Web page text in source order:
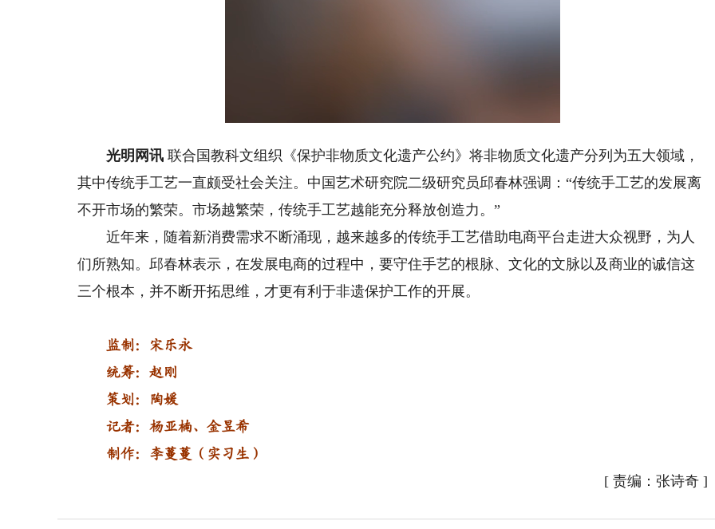
Rate
光明网讯 联合国教科文组织《保护非物质文化遗产公约》将非物质文化遗产分列为五大领域，
其中传统手工艺一直颇受社会关注。中国艺术研究院二级研究员邱春林强调：“传统手工艺的发展离
不开市场的繁荣。市场越繁荣，传统手工艺越能充分释放创造力。”
近年来，随着新消费需求不断涌现，越来越多的传统手工艺借助电商平台走进大众视野，为人
们所熟知。邱春林表示，在发展电商的过程中，要守住手艺的根脉、文化的文脉以及商业的诚信这
三个根本，并不断开拓思维，才更有利于非遗保护工作的开展。
监制：宋乐永
统筹：赵刚
策划：陶媛
记者：杨亚楠、金昱希
制作：李蔓蔓（实习生）
[ 责编：张诗奇 ]